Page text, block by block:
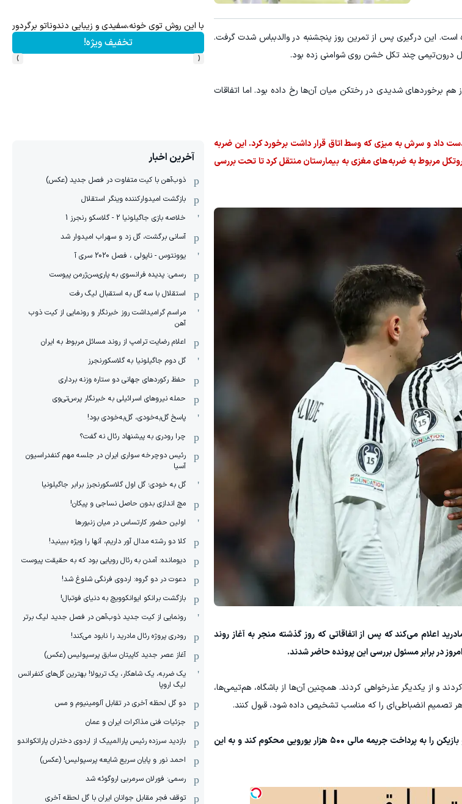
است. این درگیری پس از تمرین روز پنجشنبه در والدبباس شدت گرفت.
درون‌تیمی چند تکل خشن روی شوامنی زده بود.
هم برخوردهای شدیدی در رختکن میان آن‌ها رخ داده بود. اما اتفاقات
داد و سرش به میزی که وسط اتاق قرار داشت برخورد کرد. این ضربه
مربوط به ضربه‌های مغزی به بیمارستان منتقل کرد تا تحت بررسی
اعلام می‌کند که پس از اتفاقاتی که روز گذشته منجر به آغاز روند
در برابر مسئول بررسی این پرونده حاضر شدند.
و از یکدیگر عذرخواهی کردند. همچنین آن‌ها از باشگاه، هم‌تیمی‌ها،
تا هر تصمیم انضباطی‌ای را که مناسب تشخیص داده شود، قبول کنند.
با توجه به این شرایط، باشگاه رئال مادرید تصمیم گرفته است هر یک از این دو بازیکن را به پرداخت جریمه مالی ۵۰۰ هزار یورویی محکوم کند و به این
از بازدید خودرو دلال ها خسته شدی؟ اطلاعات ماشینت رو اینجا ثبت کن
فروش خودرو
خرید شمش پلمپ طلاسی، از ۰.۵ گرم تا ۱۰ گرم
خریدطلا
‹
›
آخرین اخبار
ذوب‌آهن با کیت متفاوت در فصل جدید (عکس)
بازگشت امیدوارکننده وینگر استقلال
خلاصه بازی جاگیلونیا 2 - گلاسکو رنجرز 1
آسانی برگشت، گل زد و سهراب امیدوار شد
یوونتوس - ناپولی ، فصل 2020 سری آ
رسمی: پدیده فرانسوی به پاری‌سن‌ژرمن پیوست
استقلال با سه گل به استقبال لیگ رفت
مراسم گرامیداشت روز خبرنگار و رونمایی از کیت ذوب
آهن
اعلام رضایت ترامپ از روند مسائل مربوط به ایران
گل دوم جاگیلونیا به گلاسکورنجرز
حفظ رکوردهای جهانی دو ستاره وزنه برداری
حمله نیروهای اسرائیلی به خبرنگار پرس‌تی‌وی
پاسخ گل‌به‌خودی، گل‌به‌خودی بود!
چرا رودری به پیشنهاد رئال نه گفت؟
رئیس دوچرخه سواری ایران در جلسه مهم کنفدراسیون
آسیا
گل به خودی؛ گل اول گلاسکورنجرز برابر جاگیلونیا
مچ اندازی بدون حاصل نساجی و پیکان!
اولین حضور کارتساس در میان زنبورها
کلا دو‌ رشته مدال آور داریم، آنها را ویژه ببینید!
دیومانده: آمدن به رئال رویایی بود که به حقیقت پیوست
دعوت در دو گروه: اردوی فرنگی شلوغ شد!
بازگشت برانکو ایوانکوویچ به دنیای فوتبال!
رونمایی از کیت جدید ذوب‌آهن در فصل جدید لیگ برتر
رودری پروژه رئال مادرید را نابود می‌کند!
آغاز عصر جدید کاپیتان سابق پرسپولیس (عکس)
یک ضربه، یک شاهکار، یک تریولا! بهترین گل‌های کنفرانس
لیگ اروپا
دو گل لحظه آخری در تقابل آلومینیوم و مس
جزئیات فنی مذاکرات ایران و عمان
بازدید سرزده رئیس پارالمپیک از اردوی دختران پاراتکواندو
احمد نور و پایان سریع شایعه پرسپولیس! (عکس)
رسمی: فورلان سرمربی اروگوئه شد
توقف فجر مقابل جوانان ایران با گل لحظه آخری